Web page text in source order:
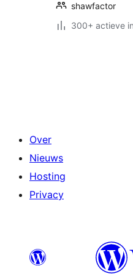
shawfactor
300+ actieve
Over
Nieuws
Hosting
Privacy